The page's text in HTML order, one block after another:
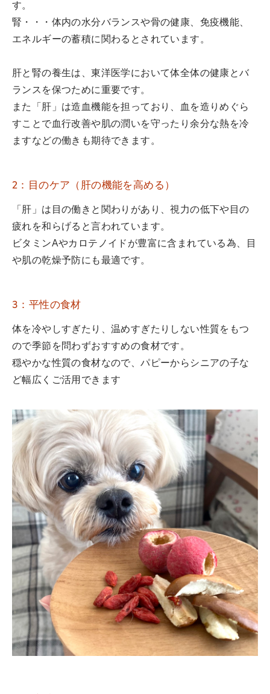
す。
腎・・・体内の水分バランスや骨の健康、免疫機能、
エネルギーの蓄積に関わるとされています。
肝と腎の養生は、東洋医学において体全体の健康とバ
ランスを保つために重要です。
また「肝」は造血機能を担っており、血を造りめぐら
すことで血行改善や肌の潤いを守ったり余分な熱を冷
ますなどの働きも期待できます。
2：目のケア（肝の機能を高める）
「肝」は目の働きと関わりがあり、視力の低下や目の
疲れを和らげると言われています。
ビタミンAやカロテノイドが豊富に含まれている為、目
や肌の乾燥予防にも最適です。
3：平性の食材
体を冷やしすぎたり、温めすぎたりしない性質をもつ
ので季節を問わずおすすめの食材です。
穏やかな性質の食材なので、パピーからシニアの子な
ど幅広くご活用できます